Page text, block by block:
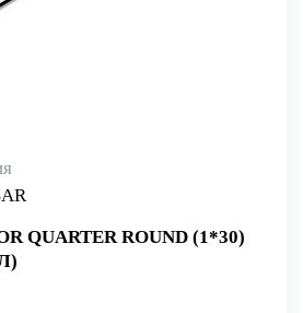
QUARTER ROUND (1*30)